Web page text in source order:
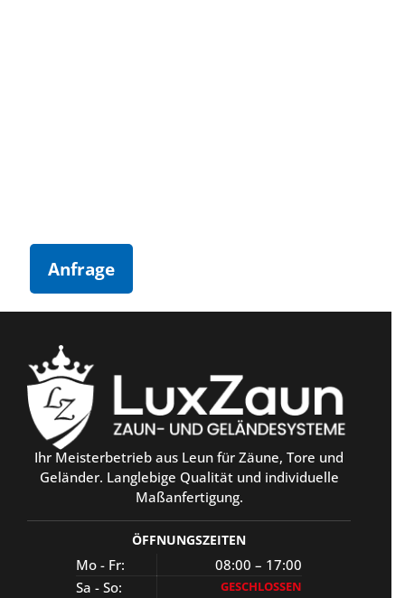
Anfrage
Ihr Meisterbetrieb aus Leun für Zäune, Tore und
Geländer. Langlebige Qualität und individuelle
Maßanfertigung.
ÖFFNUNGSZEITEN
Mo - Fr:
08:00 – 17:00
Sa - So:
GESCHLOSSEN